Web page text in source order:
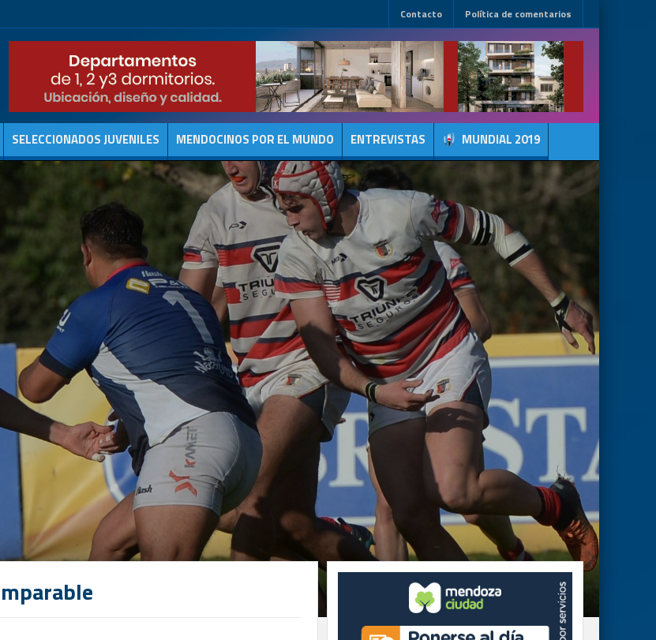
Contacto Política de comentarios
SELECCIONADOS JUVENILES MENDOCINOS POR EL MUNDO ENTREVISTAS MUNDIAL 2019